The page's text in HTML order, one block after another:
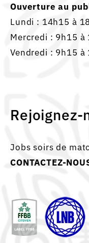
Ouverture au
Lundi : 14h15 à
Mercredi : 9h15
Vendredi : 9h15
Rejoignez-
Jobs soirs de
CONTACTEZ-